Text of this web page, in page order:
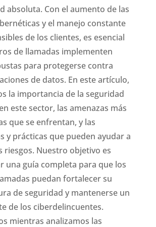
absoluta. Con el aumento de las
y el manejo constante
de los clientes, es esencial
de llamadas implementen
para protegerse contra
de datos. En este artículo,
la importancia de la seguridad
este sector, las amenazas más
que se enfrentan, y las
y prácticas que pueden ayudar a
riesgos. Nuestro objetivo es
una guía completa para que los
puedan fortalecer su
de seguridad y mantenerse un
de los ciberdelincuentes.
mientras analizamos las